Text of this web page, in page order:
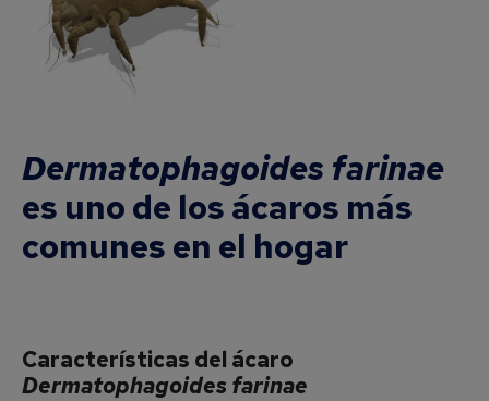
Dermatophagoides farinae
es uno de los ácaros más
comunes en el hogar
Características del ácaro
Dermatophagoides farinae